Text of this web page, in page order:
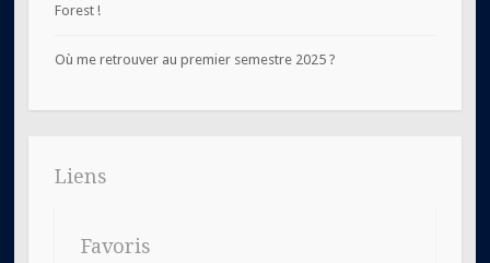
Forest !
Où me retrouver au premier semestre 2025 ?
Liens
Favoris